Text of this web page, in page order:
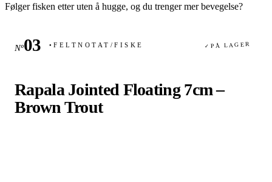
Følger fisken etter uten å hugge, og du trenger mer bevegelse?
Nº ● FELTNOTAT /FISKE ✓ PÅ LAGER
Rapala Jointed Floating 7cm –
Brown Trout